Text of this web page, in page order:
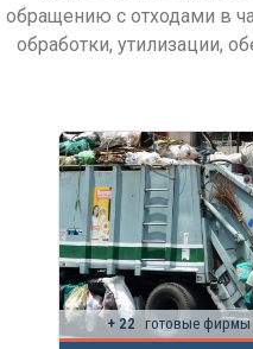
обращению с отходами в
обработки, утилизации,
+ 22 готовые фирмы